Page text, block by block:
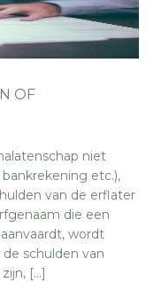
OF
niet
etc.),
van de erflater
die een
wordt
schulden van
[…]